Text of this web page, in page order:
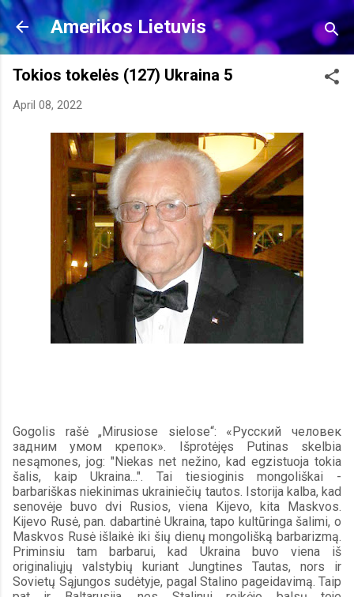
Skip to main content
Amerikos Lietuvis
Tokios tokelės (127) Ukraina 5
April 08, 2022
Gogolis rašė „Mirusiose sielose“: «Русский человек
задним умом крепок». Išprotėjęs Putinas skelbia
nesąmones, jog: "Niekas net nežino, kad egzistuoja tokia
šalis, kaip Ukraina...". Tai tiesioginis mongoliškai -
barbariškas niekinimas ukrainiečių tautos. Istorija kalba, kad
senovėje buvo dvi Rusios, viena Kijevo, kita Maskvos.
Kijevo Rusė, pan. dabartinė Ukraina, tapo kultūringa šalimi, o
Maskvos Rusė išlaikė iki šių dienų mongolišką barbarizmą.
Priminsiu tam barbarui, kad Ukraina buvo viena iš
originaliųjų valstybių kuriant Jungtines Tautas, nors ir
Sovietų Sąjungos sudėtyje, pagal Stalino pageidavimą. Taip